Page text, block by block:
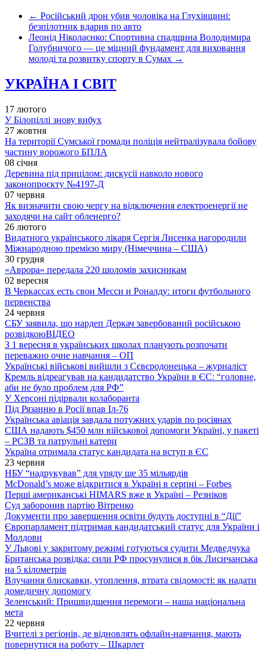
← Російський дрон убив чоловіка на Глухівщині:
безпілотник вдарив по авто
Леонід Ніколаєнко: Спортивна спадщина Володимира
Голубничого — це міцний фундамент для виховання
молоді та розвитку спорту в Сумах →
УКРАЇНА І СВІТ
17 лютого
У Білопіллі знову вибух
27 жовтня
На території Сумської громади поліція нейтралізувала бойову
частину ворожого БПЛА
08 січня
Деревина під прицілом: дискусії навколо нового
законопроєкту №4197-Д
07 червня
Як визначити свою чергу на відключення електроенергії не
заходячи на сайт обленерго?
26 лютого
Видатного українського лікаря Сергія Лисенка нагородили
Міжнародною премією миру (Німеччина – США)
30 грудня
«Аврора» передала 220 шоломів захисникам
02 вересня
В Черкассах есть свои Месси и Роналду: итоги футбольного
первенства
24 червня
СБУ заявила, що нардеп Деркач завербований російською
розвідкоюВІДЕО
З 1 вересня в українських школах планують розпочати
переважно очне навчання – ОП
Українські військові вийшли з Сєвєродонецька – журналіст
Кремль відреагував на кандидатство України в ЄС: “головне,
аби не було проблем для РФ”
У Херсоні підірвали колаборанта
Під Рязанню в Росії впав Іл-76
Українська авіація завдала потужних ударів по росіянах
США надають $450 млн військової допомоги Україні, у пакеті
– РСЗВ та патрульні катери
Україна отримала статус кандидата на вступ в ЄС
23 червня
НБУ “надрукував” для уряду ще 35 мільярдів
McDonald’s може відкритися в Україні в серпні – Forbes
Перші американські HIMARS вже в Україні – Резніков
Суд заборонив партію Вітренко
Документи про завершення освіти будуть доступні в “Дії”
Європарламент підтримав кандидатський статус для України і
Молдови
У Львові у закритому режимі готуються судити Медведчука
Британська розвідка: сили РФ просунулися в бік Лисичанська
на 5 кілометрів
Влучання блискавки, утоплення, втрата свідомості: як надати
домедичну допомогу
Зеленський: Пришвидшення перемоги – наша національна
мета
22 червня
Вчителі з регіонів, де відновлять офлайн-навчання, мають
повернутися на роботу – Шкарлет